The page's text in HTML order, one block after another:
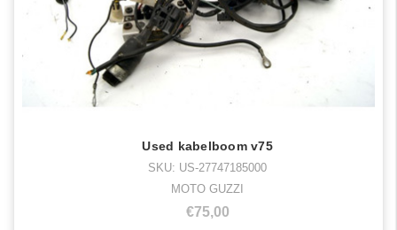
Used kabelboom v75
SKU: US-27747185000
MOTO GUZZI
€75,00